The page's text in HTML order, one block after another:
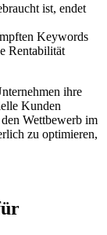
ist, endet
Keywords
Rentabilität
ihre
Kunden
Wettbewerb im
zu optimieren,